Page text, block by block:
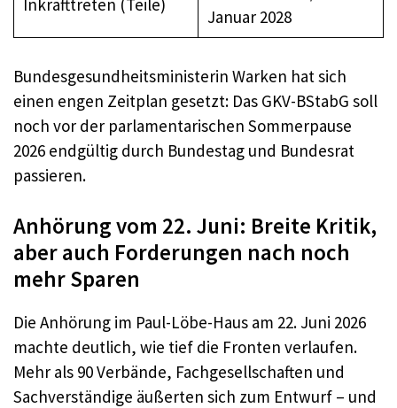
Inkrafttreten (Teile)
Januar 2028
Bundesgesundheitsministerin Warken hat sich
einen engen Zeitplan gesetzt: Das GKV-BStabG soll
noch vor der parlamentarischen Sommerpause
2026 endgültig durch Bundestag und Bundesrat
passieren.
Anhörung vom 22. Juni: Breite Kritik,
aber auch Forderungen nach noch
mehr Sparen
Die Anhörung im Paul-Löbe-Haus am 22. Juni 2026
machte deutlich, wie tief die Fronten verlaufen.
Mehr als 90 Verbände, Fachgesellschaften und
Sachverständige äußerten sich zum Entwurf – und